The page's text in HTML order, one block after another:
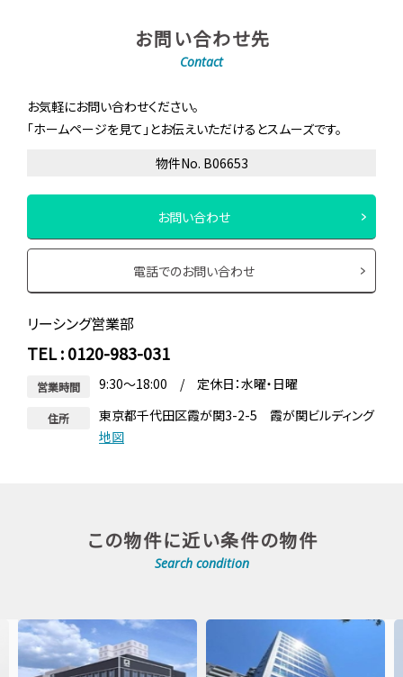
お問い合わせ先
Contact
お気軽にお問い合わせください。
「ホームページを見て」とお伝えいただけるとスムーズです。
物件No. B06653
お問い合わせ
電話でのお問い合わせ
リーシング営業部
TEL : 0120-983-031
営業時間 9:30～18:00 / 定休日：水曜・日曜
住所
東京都千代田区霞が関3-2-5 霞が関ビルディング
地図
この物件に近い条件の物件
Search condition